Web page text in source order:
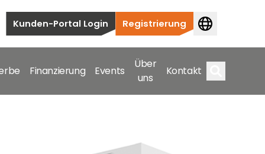
Kunden-Portal Login Registrierung
Finanzierung Events
Über
uns
Kontakt